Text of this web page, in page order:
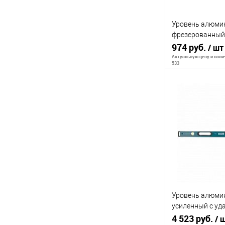
Уровень
ударные
MATRIX
974 руб. / шт
Актуальную цену и
533
Уровень
усиленный с
заглушками,
4 523 руб. /